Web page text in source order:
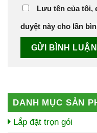
Lưu tên của tôi,
duyệt này cho lần
DANH MỤC SẢN
Lắp đặt trọn gói